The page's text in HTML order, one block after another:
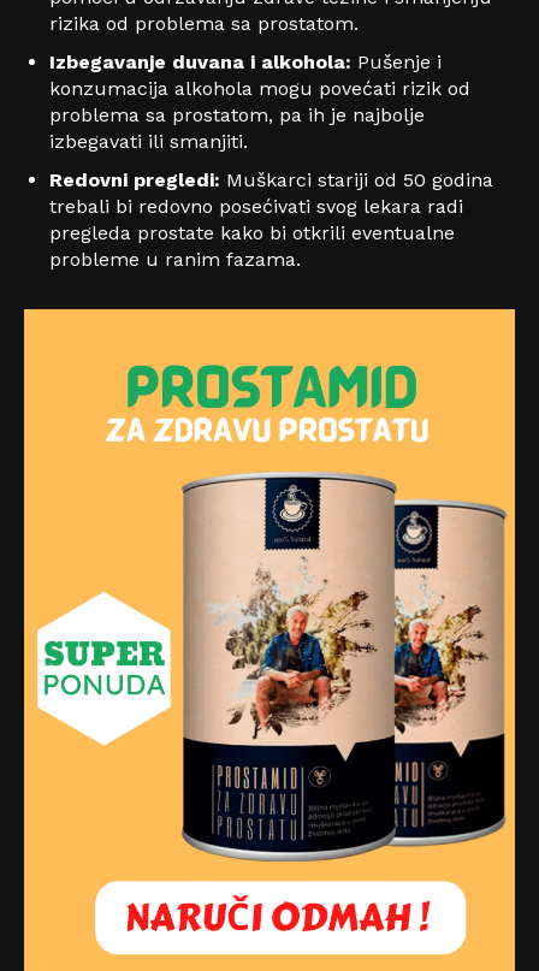
rizika od problema sa prostatom.
Izbegavanje duvana i alkohola: Pušenje i
konzumacija alkohola mogu povećati rizik od
problema sa prostatom, pa ih je najbolje
izbegavati ili smanjiti.
Redovni pregledi: Muškarci stariji od 50 godina
trebali bi redovno posećivati svog lekara radi
pregleda prostate kako bi otkrili eventualne
probleme u ranim fazama.